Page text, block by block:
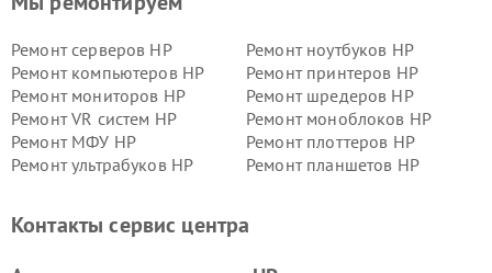
Ремонт серверов HP
Ремонт ноутбуков HP
Ремонт компьютеров HP
Ремонт принтеров HP
Ремонт мониторов HP
Ремонт шредеров HP
Ремонт VR систем HP
Ремонт моноблоков HP
Ремонт МФУ HP
Ремонт плоттеров HP
Ремонт ультрабуков HP
Ремонт планшетов HP
Контакты сервис центра